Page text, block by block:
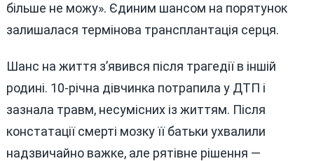
більше не можу». Єдиним шансом на порятунок
залишалася термінова трансплантація серця.
Шанс на життя з’явився після трагедії в іншій
родині. 10-річна дівчинка потрапила у ДТП і
зазнала травм, несумісних із життям. Після
констатації смерті мозку її батьки ухвалили
надзвичайно важке, але рятівне рішення —